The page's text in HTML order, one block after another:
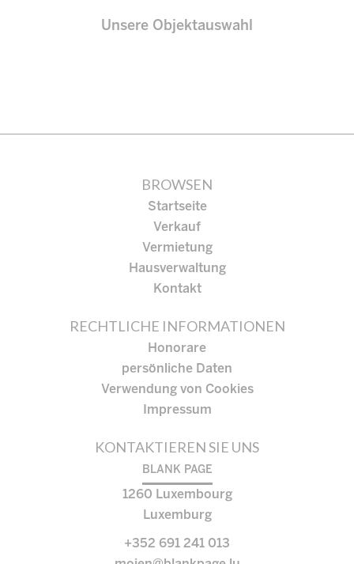
Unsere Objektauswahl
BROWSEN
Startseite
Verkauf
Vermietung
Hausverwaltung
Kontakt
RECHTLICHE INFORMATIONEN
Honorare
persönliche Daten
Verwendung von Cookies
Impressum
KONTAKTIEREN SIE UNS
BLANK PAGE
1260 Luxembourg
Luxemburg
+352 691 241 013